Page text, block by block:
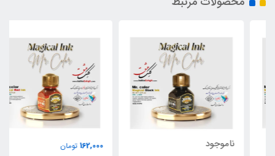
ناموجود 162,000 تومان